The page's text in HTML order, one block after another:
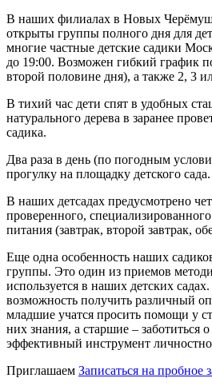
В наших филиалах в Новых
открыты группы полного дня для
многие частные детские садики
до 19:00. Возможен гибкий график
второй половине дня), а также 2, 3
В тихий час дети спят в удобных
натурального дерева в заранее
садика.
Два раза в день (по погодным
прогулку на площадку детского сада.
В наших детсадах предусмотрено
проверенного,
питания (завтрак, второй завтрак,
Еще одна особенность наших
группы. Это один из приемов
используется в наших детских
возможность получить различный
младшие учатся просить помощи у
них знания, а старшие – заботиться
эффективный инструмент
Приглашаем Записаться на пробное